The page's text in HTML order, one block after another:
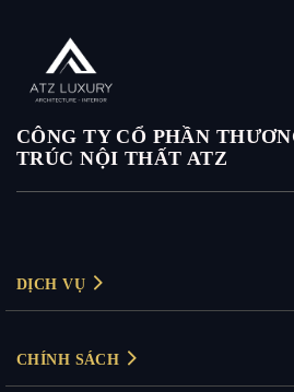
CÔNG TY CỔ PHẦN
TRÚC NỘI THẤT ATZ
DỊCH VỤ
Thiết kế nội thất biệt thự
CHÍNH SÁCH